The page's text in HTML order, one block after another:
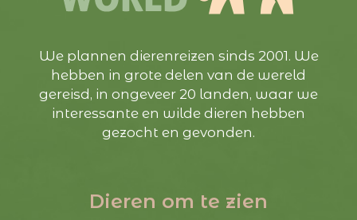
We plannen dierenreizen sinds 2001. We
hebben in grote delen van de wereld
gereisd, in ongeveer 20 landen, waar we
interessante en wilde dieren hebben
gezocht en gevonden.
Dieren om te zien